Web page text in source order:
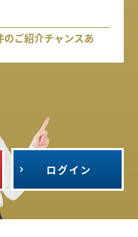
ご紹介チャンスあ
ログイン